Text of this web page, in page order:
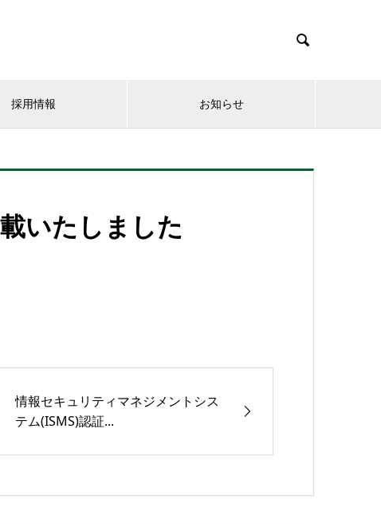

採用情報 お知らせ
いたしました
情報セキュリティマネジメントシス
テム(ISMS)認証...